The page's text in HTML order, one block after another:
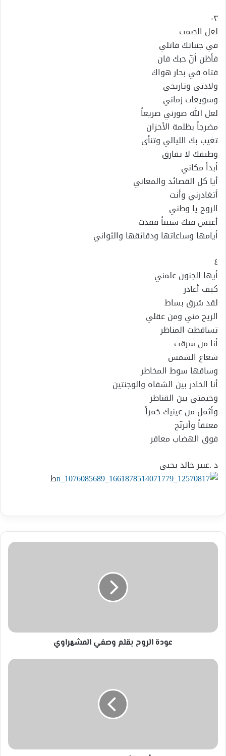
٣-
لعل الصمت
في جنباتك قاتلي
فأظن أنّ حبك فان
فتاه في بحار هواك
ولادتي وتاريخي
وسويعات زماني
لعل الله صورني صريعاً
مضرجاً بظلمة الأحزان
تغيب بك الليالي وتنأى
وطيفك لا يفارق
أبداً مكاني
أيا كل القصائد والمعاني
أتغادرني وأنت
الروح يا وطني
أعيش فيك سنيناً فقدت
أيامها وساعاتها ودقائقها والثواني
٤
أيها الجنون علمني
كيف أغادر
لقد سُرق بساط
الريح مني ومن عقلي
تساقطت المناظر
أنا من سرقت
شعاع الشمس
وساقها سوط المخاطر
أنا الخادر بين الشفاه والوجنتين
وخيمتي بين القناطر
وأثمل من عينيك خمراً
معتقاً وأترنّح
فوق الهضاب معاقر
د .عبير خالد يحيي
ط
عودة
عودة الروح بقلم وصفي المشهراوي
الله